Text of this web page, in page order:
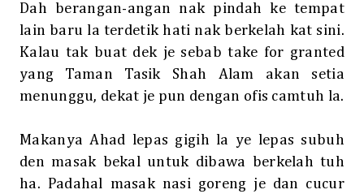
Dah berangan-angan nak pindah ke tempat
lain baru la terdetik hati nak berkelah kat sini.
Kalau tak buat dek je sebab take for granted
yang Taman Tasik Shah Alam akan setia
menunggu, dekat je pun dengan ofis camtuh la.
Makanya Ahad lepas gigih la ye lepas subuh
den masak bekal untuk dibawa berkelah tuh
ha. Padahal masak nasi goreng je dan cucur